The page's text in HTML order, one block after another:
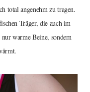
total angenehm zu tragen.
Träger, die auch im
warme Beine, sondern